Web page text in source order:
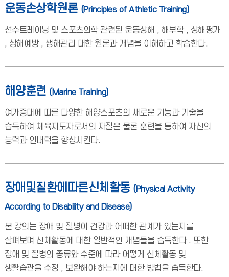
운동손상학원론 (Principles of Athletic Training)
선수트레이닝 및 스포츠의학 관련된 운동상해 , 해부학 , 상해평가
, 상해예방 , 생해관리 대한 원론과 개념을 이해하고 학습한다.
해양훈련 (Marine Training)
여가증대에 따른 다양한 해양스포츠의 새로운 기능과 기술을
습득하여 체육지도자로서의 자질은 물론 훈련을 통하여 자신의
능력과 인내력을 향상시킨다.
장애및질환에따른신체활동 (Physical Activity
According to Disability and Disease)
본 강의는 장애 및 질병이 건강과 어떠한 관계가 있는지를
살펴보며 신체활동에 대한 일반적인 개념들을 습득한다 . 또한
장애 및 질병의 종류와 수준에 따라 어떻게 신체활동 및
생활습관을 수정 , 보완해야 하는지에 대한 방법을 습득한다.